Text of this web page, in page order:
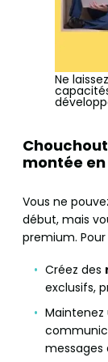
Ne
montée
Vous ne
début, mais
premium. Pour
Créez des
exclusifs,
Maintenez
messages